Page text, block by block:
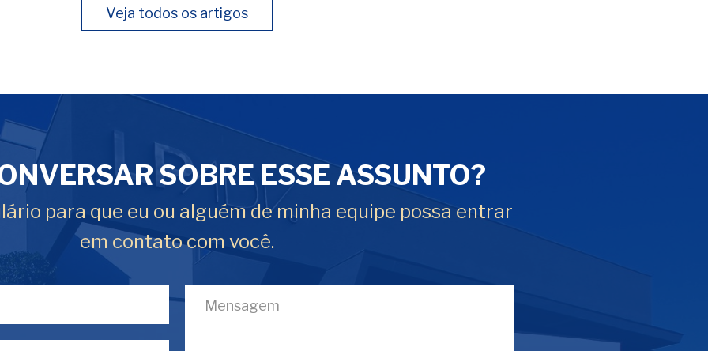
Veja todos os artigos
SOBRE ESSE ASSUNTO?
para que eu ou alguém de minha equipe possa entrar
em contato com você.